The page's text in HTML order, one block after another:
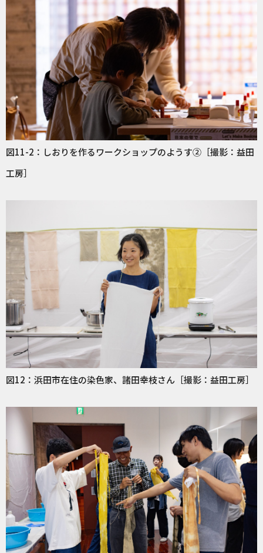
図11-2：しおりを作るワークショップのようす②［撮影：益田
工房］
図12：浜田市在住の染色家、諸田幸枝さん［撮影：益田工房］